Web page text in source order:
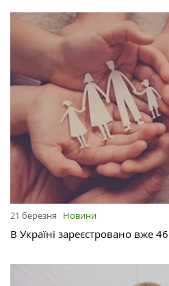
21 березня Новини
В Україні зареєстровано вже